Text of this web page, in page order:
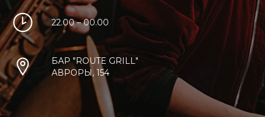
22.00 – 00.00
БАР "ROUTE GRILL"
АВРОРЫ, 154